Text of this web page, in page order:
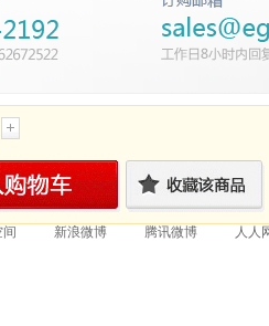
新浪微博 腾讯微博 人人